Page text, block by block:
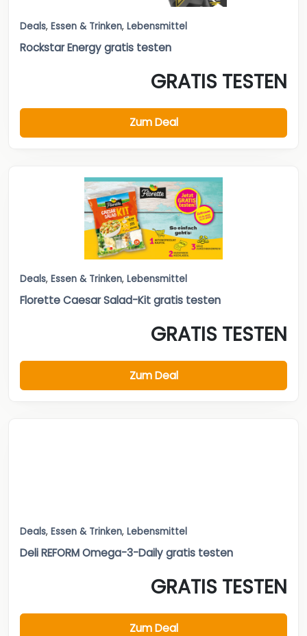
Deals, Essen & Trinken, Lebensmittel
Rockstar Energy gratis testen
GRATIS TESTEN
Zum Deal
Deals, Essen & Trinken, Lebensmittel
Florette Caesar Salad-Kit gratis testen
GRATIS TESTEN
Zum Deal
Deals, Essen & Trinken, Lebensmittel
Deli REFORM Omega-3-Daily gratis testen
GRATIS TESTEN
Zum Deal